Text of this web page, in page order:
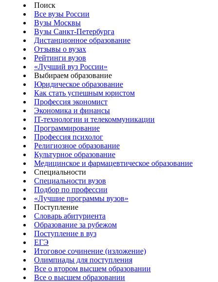
Поиск
Все вузы России
Вузы Москвы
Вузы Санкт-Петербурга
Дистанционное образование
Отзывы о вузах
Рейтинги вузов
«Лучший вуз России»
Выбираем образование
Юридическое образование
Как стать успешным юристом
Профессия экономист
Экономика и финансы
IT-технологии и телекоммуникации
Программирование
Профессия психолог
Религиозное образование
Культурное образование
Медицинское и фармацевтическое образование
Специальности
Специальности вузов
Подбор по профессии
«Лучшие программы вузов»
Поступление
Словарь абитуриента
Образование за рубежом
Поступление в вуз
ЕГЭ
Итоговое сочинение (изложение)
Олимпиады для поступления
Все о втором высшем образовании
Все о высшем образовании